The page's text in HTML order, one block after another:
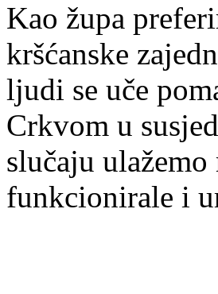
Kao župa
kršćanske
ljudi se uče
Crkvom u
slučaju
funkcionirale i